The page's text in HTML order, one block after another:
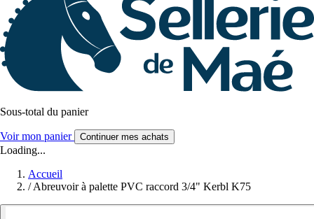
Sous-total du panier
Voir mon panier Continuer mes achats
Loading...
Accueil
/ Abreuvoir à palette PVC raccord 3/4" Kerbl K75